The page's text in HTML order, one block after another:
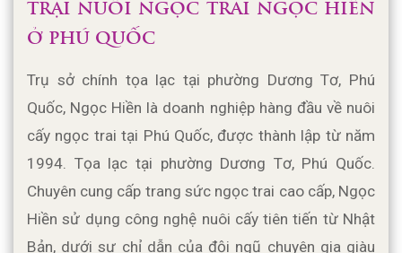
TRẠI NUÔI NGỌC TRAI NGỌC HIỀN
Ở PHÚ QUỐC
Trụ sở chính tọa lạc tại phường Dương Tơ, Phú
Quốc, Ngọc Hiền là doanh nghiệp hàng đầu về nuôi
cấy ngọc trai tại Phú Quốc, được thành lập từ năm
1994. Tọa lạc tại phường Dương Tơ, Phú Quốc.
Chuyên cung cấp trang sức ngọc trai cao cấp, Ngọc
Hiền sử dụng công nghệ nuôi cấy tiên tiến từ Nhật
Bản, dưới sự chỉ dẫn của đội ngũ chuyên gia giàu